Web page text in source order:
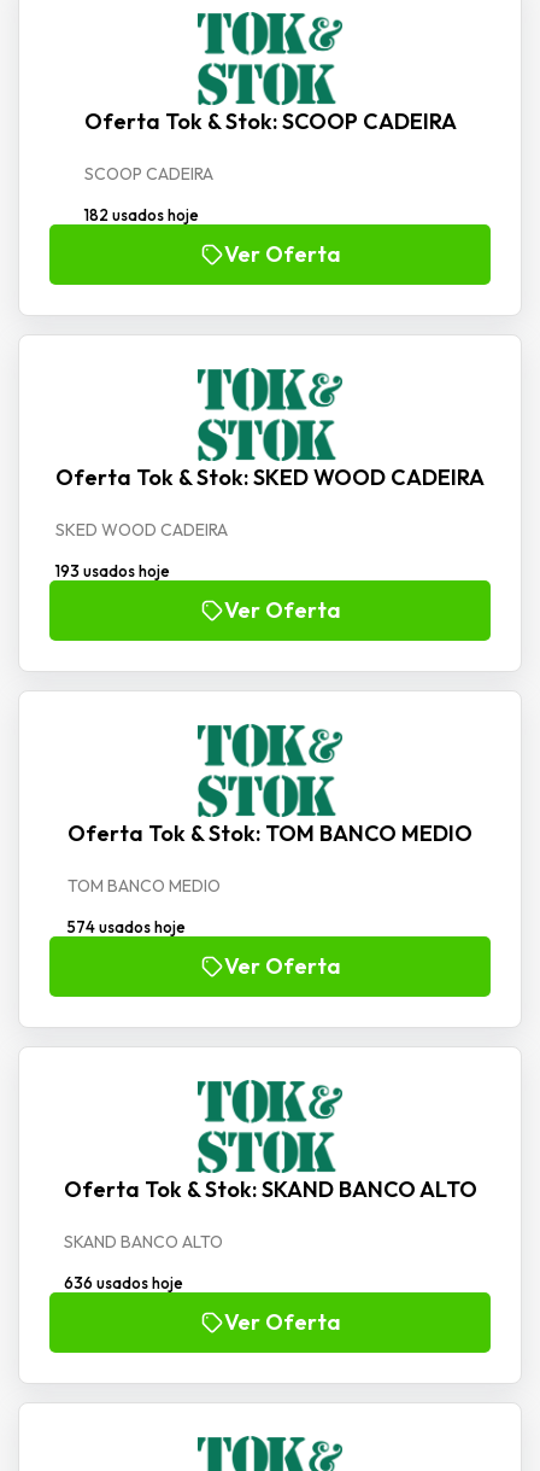
Oferta Tok & Stok: SCOOP CADEIRA
SCOOP CADEIRA
182 usados hoje
Ver Oferta
Oferta Tok & Stok: SKED WOOD CADEIRA
SKED WOOD CADEIRA
193 usados hoje
Ver Oferta
Oferta Tok & Stok: TOM BANCO MEDIO
TOM BANCO MEDIO
574 usados hoje
Ver Oferta
Oferta Tok & Stok: SKAND BANCO ALTO
SKAND BANCO ALTO
636 usados hoje
Ver Oferta